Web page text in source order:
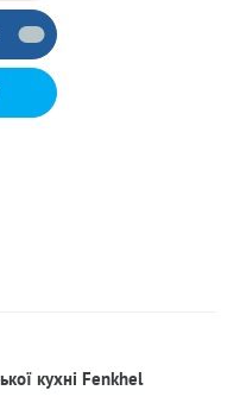
кухні Fenkhel